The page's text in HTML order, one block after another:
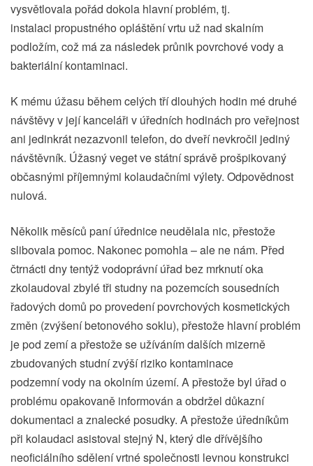
vysvětlovala pořád dokola hlavní problém, tj.
instalaci propustného opláštění vrtu už nad skalním
podložím, což má za následek průnik povrchové vody a
bakteriální kontaminaci.
K mému úžasu během celých tří dlouhých hodin mé druhé
návštěvy v její kanceláři v úředních hodinách pro veřejnost
ani jedinkrát nezazvonil telefon, do dveří nevkročil jediný
návštěvník. Úžasný veget ve státní správě prošpikovaný
občasnými příjemnými kolaudačními výlety. Odpovědnost
nulová.
Několik měsíců paní úřednice neudělala nic, přestože
slibovala pomoc. Nakonec pomohla – ale ne nám. Před
čtrnácti dny tentýž vodoprávní úřad bez mrknutí oka
zkolaudoval zbylé tři studny na pozemcích sousedních
řadových domů po provedení povrchových kosmetických
změn (zvýšení betonového soklu), přestože hlavní problém
je pod zemí a přestože se užíváním dalších mizerně
zbudovaných studní zvýší riziko kontaminace
podzemní vody na okolním území. A přestože byl úřad o
problému opakovaně informován a obdržel důkazní
dokumentaci a znalecké posudky. A přestože úředníkům
při kolaudaci asistoval stejný N, který dle dřívějšího
neoficiálního sdělení vrtné společnosti levnou konstrukci